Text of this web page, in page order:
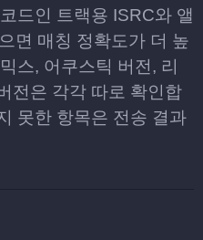
드인 트랙용 ISRC와 앨
면 매칭 정확도가 더 높
스, 어쿠스틱 버전, 리
전은 각각 따로 확인합
못한 항목은 전송 결과